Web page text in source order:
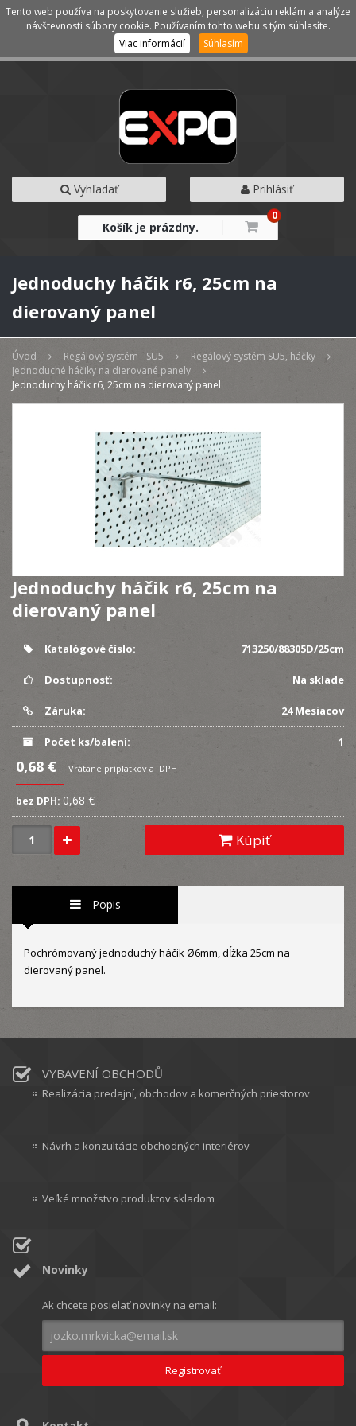
Kategórie Menu
Vyhľadať Prihlásiť
Košík je prázdny.
0
Jednoduchy háčik r6, 25cm na
dierovaný panel
Úvod Regálový systém - SU5
Regálový systém SU5, háčky
Jednoduché háčiky na dierované panely
Jednoduchy háčik r6, 25cm na dierovaný panel
Jednoduchy háčik r6, 25cm na
dierovaný panel
Katalógové číslo: 713250/88305D/25cm
Dostupnosť: Na sklade
Záruka: 24 Mesiacov
Počet ks/balení: 1
0,68 € Vrátane príplatkov a DPH
bez DPH: 0,68 €
Kúpiť
Popis
Pochrómovaný jednoduchý háčik Ø6mm, dĺžka 25cm na
dierovaný panel.
VYBAVENÍ OBCHODŮ
Realizácia predajní, obchodov a komerčných priestorov
Návrh a konzultácie obchodných interiérov
Veľké množstvo produktov skladom
Novinky
Ak chcete posielať novinky na email:
Tento web používa na poskytovanie služieb, personalizáciu reklám a analýze
návštevnosti súbory cookie. Používaním tohto webu s tým súhlasíte.
Viac informácií
Súhlasím